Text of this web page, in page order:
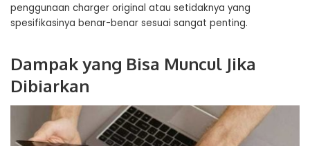
penggunaan charger original atau setidaknya yang
spesifikasinya benar-benar sesuai sangat penting.
Dampak yang Bisa Muncul Jika
Dibiarkan